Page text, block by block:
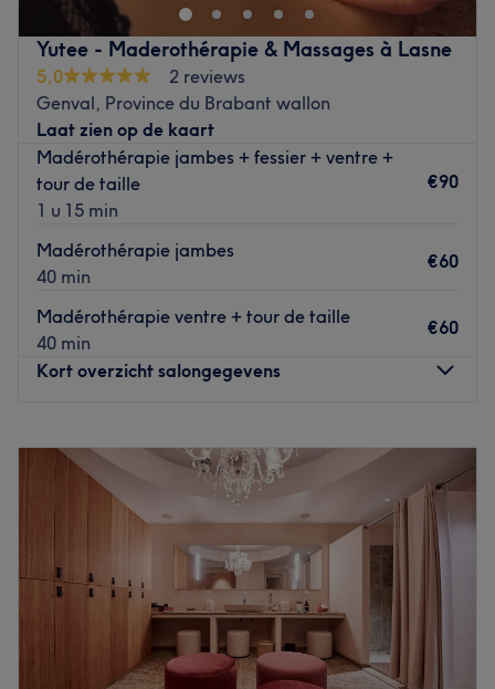
Yutee - Maderothérapie & Massages à Lasne
5,0
2 reviews
Genval, Province du Brabant wallon
Laat zien op de kaart
Madérothérapie jambes + fessier + ventre +
tour de taille
1 u 15 min
€90
Madérothérapie jambes
40 min
€60
Madérothérapie ventre + tour de taille
40 min
€60
Kort overzicht salongegevens
Dinsdag
Gesloten
Woensdag
20:00
Donderdag
Gesloten
Zaterdag
Zondag
Gesloten
Bienvenue chez Yutee situé à Lasne. Oubliez vos soucis du
quotidien et prenez le temps de reposer votre corps et